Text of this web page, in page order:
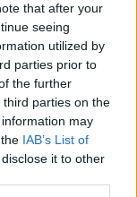
that after your
seeing
utilized by
parties prior to
the further
parties on the
may
IAB’s List of
it to other
első futamot
helyen
előtt, míg
miatt az